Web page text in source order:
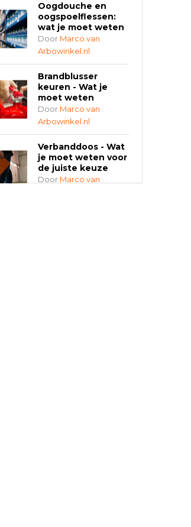
Oogdouche en
oogspoelflessen:
wat je moet weten
Door Marco van
Arbowinkel.nl
Brandblusser
keuren - Wat je
moet weten
Door Marco van
Arbowinkel.nl
Verbanddoos - Wat
je moet weten voor
de juiste keuze
Door Marco van